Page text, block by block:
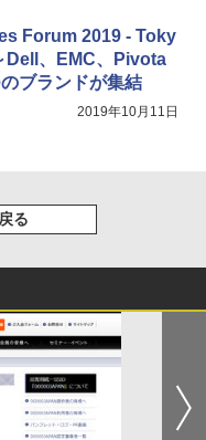
Forum 2019 - Toky
Dell、EMC、Pivota
ブランドが集結
2019年10月11日
る